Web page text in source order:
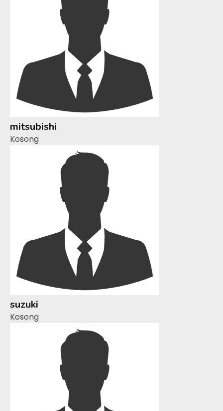
mitsubishi
Kosong
suzuki
Kosong